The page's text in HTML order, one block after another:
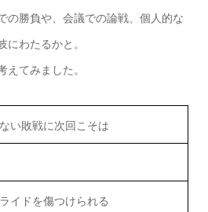
の勝負や、会議での論戦、個人的な
にわたるかと。
えてみました。
い敗戦に次回こそは
イドを傷つけられる